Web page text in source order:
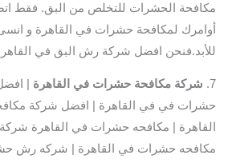
مكافحة الحشرات للتخلص من البق. فقط
أوامرك لمكافحة حشرات في القاهرة و
للأبد.فنحن افضل شركة رش البق في
7. شركة مكافحة حشرات في القاهرة |
حشرات في في القاهرة | افضل شركة
القاهرة | مكافحه حشرات في القاهرة
مكافحه حشرات في القاهرة | شركه رش